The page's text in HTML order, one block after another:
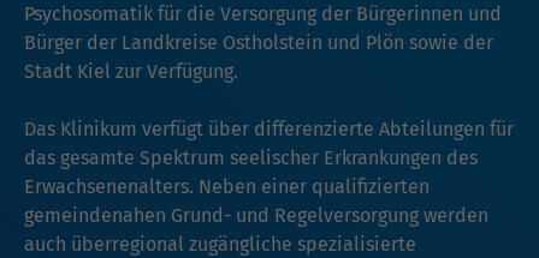
Psychosomatik für die Versorgung der Bürgerinnen und
Bürger der Landkreise Ostholstein und Plön sowie der
Stadt Kiel zur Verfügung.
Das Klinikum verfügt über differenzierte Abteilungen für
das gesamte Spektrum seelischer Erkrankungen des
Erwachsenenalters. Neben einer qualifizierten
gemeindenahen Grund- und Regelversorgung werden
auch überregional zugängliche spezialisierte